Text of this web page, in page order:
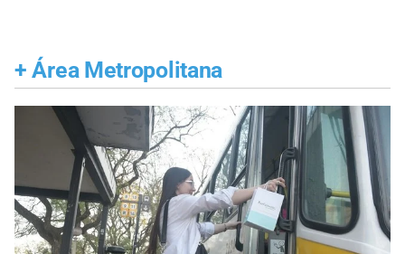
+ Área Metropolitana